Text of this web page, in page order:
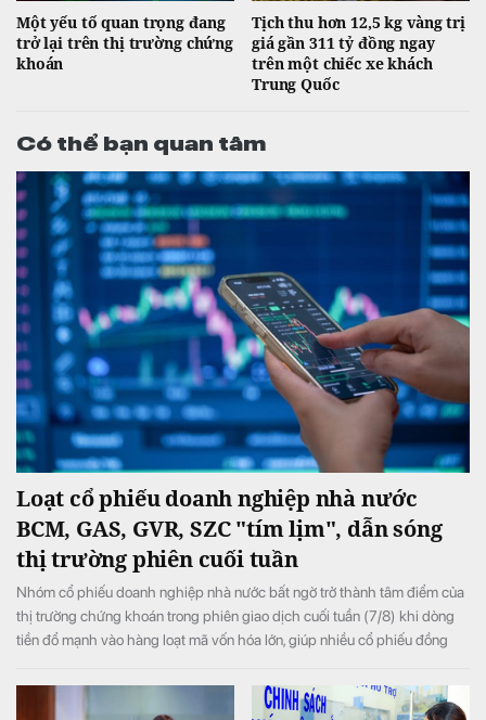
Một yếu tố quan trọng đang
trở lại trên thị trường chứng
khoán
Tịch thu hơn 12,5 kg vàng trị
giá gần 311 tỷ đồng ngay
trên một chiếc xe khách
Trung Quốc
Có thể bạn quan tâm
Loạt cổ phiếu doanh nghiệp nhà nước
BCM, GAS, GVR, SZC "tím lịm", dẫn sóng
thị trường phiên cuối tuần
Nhóm cổ phiếu doanh nghiệp nhà nước bất ngờ trở thành tâm điểm của
thị trường chứng khoán trong phiên giao dịch cuối tuần (7/8) khi dòng
tiền đổ mạnh vào hàng loạt mã vốn hóa lớn, giúp nhiều cổ phiếu đồng
trong sắc đỏ.